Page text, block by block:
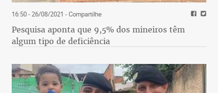
16:50 - 26/08/2021 - Compartilhe
Pesquisa aponta que 9,5% dos mineiros têm
algum tipo de deficiência